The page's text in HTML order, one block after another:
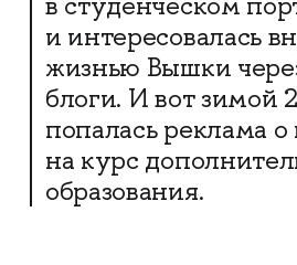
и интересовалась
жизнью Вышки
блоги. И вот зимой
попалась реклама о
на курс
образования.